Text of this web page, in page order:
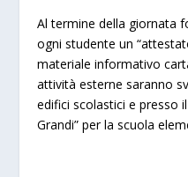
Al termine della giornata
ogni studente un
materiale informativo
attività esterne saranno
edifici scolastici e presso
Grandi” per la scuola